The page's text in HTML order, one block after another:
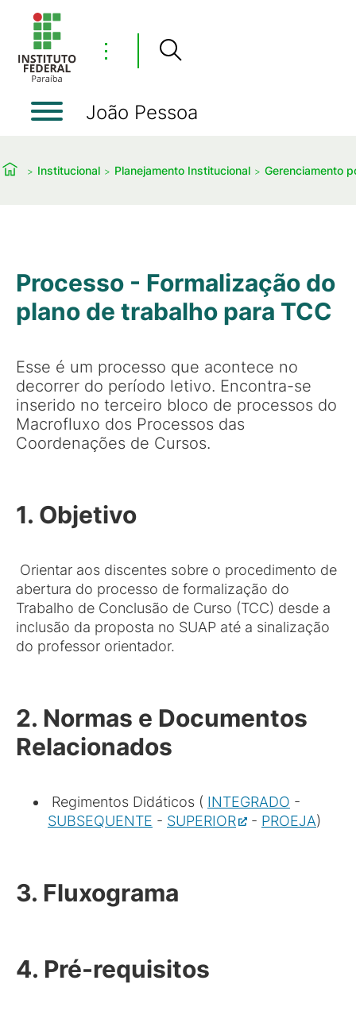
⋮
João Pessoa
Institucional Planejamento Institucional Gerenciamento
Processo - Formalização do
plano de trabalho para TCC
Esse é um processo que acontece no
decorrer do período letivo. Encontra-se
inserido no terceiro bloco de processos do
Macrofluxo dos Processos das
Coordenações de Cursos.
1. Objetivo
Orientar aos discentes sobre o procedimento de
abertura do processo de formalização do
Trabalho de Conclusão de Curso (TCC) desde a
inclusão da proposta no SUAP até a sinalização
do professor orientador.
2. Normas e Documentos
Relacionados
Regimentos Didáticos ( INTEGRADO -
SUBSEQUENTE - SUPERIOR - PROEJA)
3. Fluxograma
4. Pré-requisitos